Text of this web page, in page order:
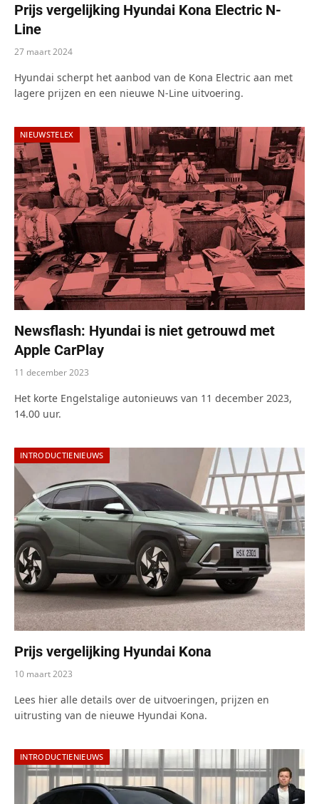
Prijs vergelijking Hyundai Kona Electric N-
Line
27 maart 2024
Hyundai scherpt het aanbod van de Kona Electric aan met
lagere prijzen en een nieuwe N-Line uitvoering.
NIEUWSTELEX
Newsflash: Hyundai is niet getrouwd met
Apple CarPlay
11 december 2023
Het korte Engelstalige autonieuws van 11 december 2023,
14.00 uur.
INTRODUCTIENIEUWS
Prijs vergelijking Hyundai Kona
10 maart 2023
Lees hier alle details over de uitvoeringen, prijzen en
uitrusting van de nieuwe Hyundai Kona.
INTRODUCTIENIEUWS